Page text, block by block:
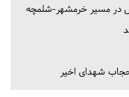
در مسیر خرمشهر-شلمچه
حجاب شهدای اخیر